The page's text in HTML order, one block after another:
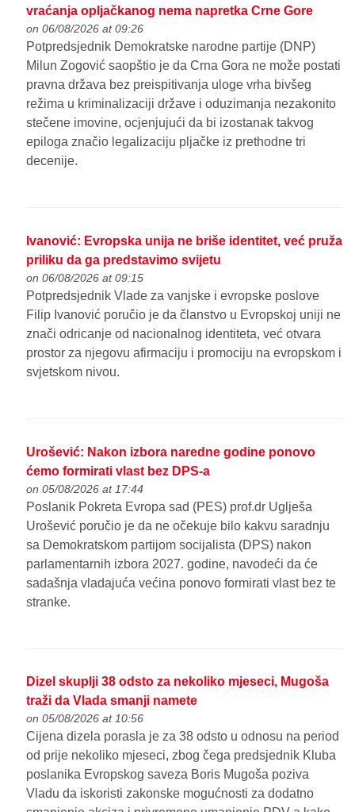
vraćanja opljačkanog nema napretka Crne Gore
on 06/08/2026 at 09:26
Potpredsjednik Demokratske narodne partije (DNP)
Milun Zogović saopštio je da Crna Gora ne može postati
pravna država bez preispitivanja uloge vrha bivšeg
režima u kriminalizaciji države i oduzimanja nezakonito
stečene imovine, ocjenjujući da bi izostanak takvog
epiloga značio legalizaciju pljačke iz prethodne tri
decenije.
Ivanović: Evropska unija ne briše identitet, već pruža
priliku da ga predstavimo svijetu
on 06/08/2026 at 09:15
Potpredsjednik Vlade za vanjske i evropske poslove
Filip Ivanović poručio je da članstvo u Evropskoj uniji ne
znači odricanje od nacionalnog identiteta, već otvara
prostor za njegovu afirmaciju i promociju na evropskom i
svjetskom nivou.
Urošević: Nakon izbora naredne godine ponovo
ćemo formirati vlast bez DPS-a
on 05/08/2026 at 17:44
Poslanik Pokreta Evropa sad (PES) prof.dr Uglješa
Urošević poručio je da ne očekuje bilo kakvu saradnju
sa Demokratskom partijom socijalista (DPS) nakon
parlamentarnih izbora 2027. godine, navodeći da će
sadašnja vladajuća većina ponovo formirati vlast bez te
stranke.
Dizel skuplji 38 odsto za nekoliko mjeseci, Mugoša
traži da Vlada smanji namete
on 05/08/2026 at 10:56
Cijena dizela porasla je za 38 odsto u odnosu na period
od prije nekoliko mjeseci, zbog čega predsjednik Kluba
poslanika Evropskog saveza Boris Mugoša poziva
Vladu da iskoristi zakonske mogućnosti za dodatno